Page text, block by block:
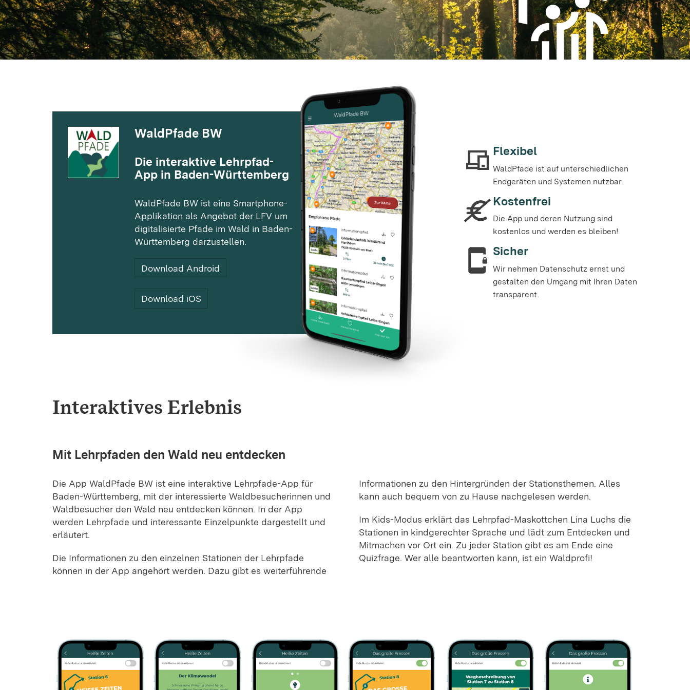
Genehmigungsverfahren
Infomaterial
Waldbewirtschaftung und
Zertifizierte Waldwirtschaft
Waldstrategie Baden-
Württemberg
#UnserHolz
Presse
WaldPfade BW
Die interaktive Lehrpfad-
App in Baden-Württemberg
WaldPfade BW ist eine Smartphone-
Applikation als Angebot der LFV um
digitalisierte Pfade im Wald in Baden-
Württemberg darzustellen.
Download Android
Download iOS
Flexibel
WaldPfade ist auf unterschiedlichen
Endgeräten und Systemen nutzbar.
Kostenfrei
Die App und deren Nutzung sind
kostenlos und werden es bleiben!
Sicher
Wir nehmen Datenschutz ernst und
gestalten den Umgang mit Ihren Daten
transparent.
Interaktives Erlebnis
Mit Lehrpfaden den Wald neu entdecken
Die App WaldPfade BW ist eine interaktive Lehrpfade-App für
Baden-Württemberg, mit der interessierte Waldbesucherinnen und
Waldbesucher den Wald neu entdecken können. In der App
werden Lehrpfade und interessante Einzelpunkte dargestellt und
erläutert.
Die Informationen zu den einzelnen Stationen der Lehrpfade
können in der App angehört werden. Dazu gibt es weiterführende
Informationen zu den Hintergründen der Stationsthemen. Alles
kann auch bequem von zu Hause nachgelesen werden.
Im Kids-Modus erklärt das Lehrpfad-Maskottchen Lina Luchs die
Stationen in kindgerechter Sprache und lädt zum Entdecken und
Mitmachen vor Ort ein. Zu jeder Station gibt es am Ende eine
Quizfrage. Wer alle beantworten kann, ist ein Waldprofi!